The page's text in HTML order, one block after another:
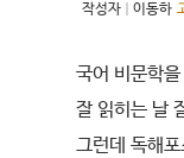
작성자 이동하
국어 비문학
잘 읽히는 날
그런데 독해